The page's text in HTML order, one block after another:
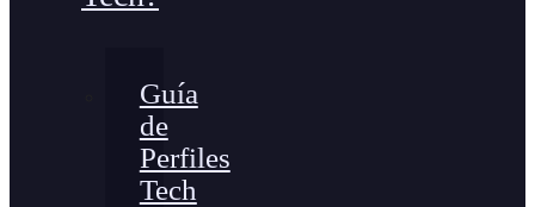
Guía
de
Perfiles
Tech